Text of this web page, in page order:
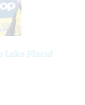
Placid